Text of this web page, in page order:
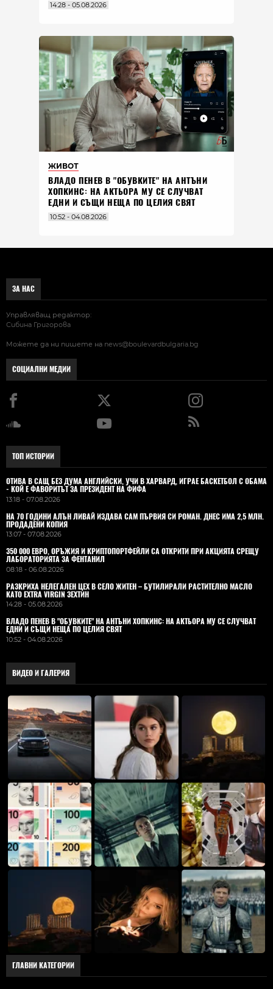
14:28 - 05.08.2026
ЖИВОТ
ВЛАДO ПЕНЕВ В "ОБУВКИТЕ" НА АНТЪНИ
ХОПКИНС: НА АКТЬОРА МУ СЕ СЛУЧВАТ
ЕДНИ И СЪЩИ НЕЩА ПО ЦЕЛИЯ СВЯТ
10:52 - 04.08.2026
ЗА НАС
Управляващ редактор:
Сибина Григорова
Можете да ни пишете на news@boulevardbulgaria.bg
СОЦИАЛНИ МЕДИИ
ТОП ИСТОРИИ
ОТИВА В САЩ БЕЗ ДУМА АНГЛИЙСКИ, УЧИ В ХАРВАРД, ИГРАЕ БАСКЕТБОЛ С ОБАМА
- КОЙ Е ФАВОРИТЪТ ЗА ПРЕЗИДЕНТ НА ФИФА
13:18 - 07.08.2026
НА 70 ГОДИНИ АЛЪН ЛИВАЙ ИЗДАВА САМ ПЪРВИЯ СИ РОМАН. ДНЕС ИМА 2,5 МЛН.
ПРОДАДЕНИ КОПИЯ
13:07 - 07.08.2026
350 000 ЕВРО, ОРЪЖИЯ И КРИПТОПОРТФЕЙЛИ СА ОТКРИТИ ПРИ АКЦИЯТА СРЕЩУ
ЛАБОРАТОРИЯТА ЗА ФЕНТАНИЛ
08:18 - 06.08.2026
РАЗКРИХА НЕЛЕГАЛЕН ЦЕХ В СЕЛО ЖИТЕН – БУТИЛИРАЛИ РАСТИТЕЛНО МАСЛО
КАТО EXTRA VIRGIN ЗЕХТИН
14:28 - 05.08.2026
ВЛАДO ПЕНЕВ В "ОБУВКИТЕ" НА АНТЪНИ ХОПКИНС: НА АКТЬОРА МУ СЕ СЛУЧВАТ
ЕДНИ И СЪЩИ НЕЩА ПО ЦЕЛИЯ СВЯТ
10:52 - 04.08.2026
ВИДЕО И ГАЛЕРИЯ
ГЛАВНИ КАТЕГОРИИ